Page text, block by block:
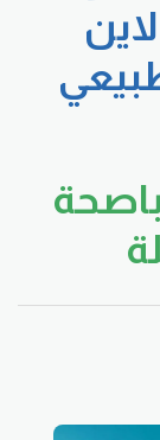
باصحة